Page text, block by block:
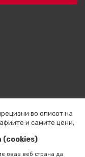
во описот на
и самите цени,
на сајтот се
дека се достапни во
(cookies)
оваа веб страна да